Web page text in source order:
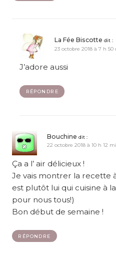
La Fée Biscotte dit :
23 octobre 2018 à 7 h 50
J’adore aussi
RÉPONDRE
Bouchine dit :
22 octobre 2018 à 10 h 12
Ça a l’ air délicieux !
Je vais montrer la recette
est plutôt lui qui cuisine à
pour nous tous!)
Bon début de semaine !
RÉPONDRE